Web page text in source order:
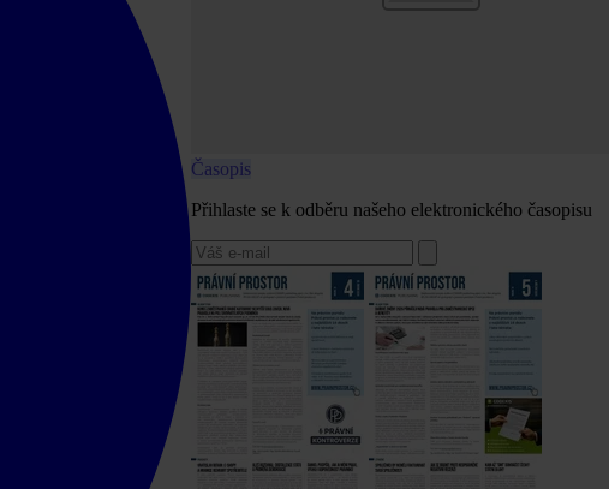
Časopis
Přihlaste se k odběru našeho elektronického časopisu